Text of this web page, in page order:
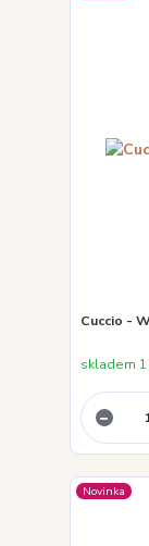
Cuccio -
skladem 1
Novinka